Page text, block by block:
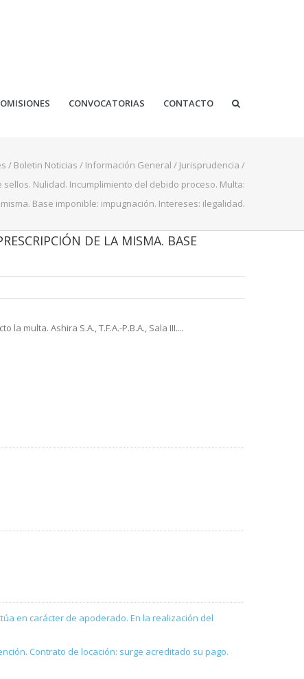
CONVOCATORIAS CONTACTO
/ Boletin Noticias / Información General / Jurisprudencia /
sellos. Nulidad. Incumplimiento del debido proceso. Multa:
Base imponible: impugnación. Intereses: ilegalidad.
DE LA MISMA. BASE
multa. Ashira S.A., T.F.A.-P.B.A., Sala III....
en carácter de apoderado. En la realización del
Contrato de locación: surge acreditado su pago.